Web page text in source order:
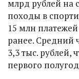
млрд рублей на
походы в
15 млн
ранее. Средний
3,3 тыс. рублей,
первого